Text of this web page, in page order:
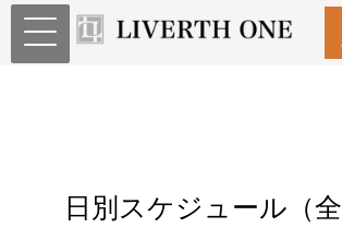
日別スケジュール（全